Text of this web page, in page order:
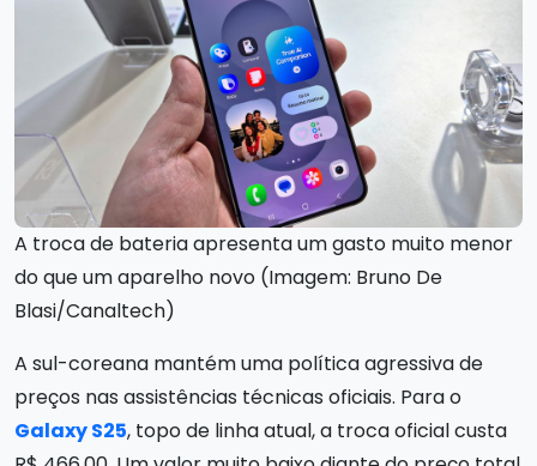
A troca de bateria apresenta um gasto muito menor
do que um aparelho novo (Imagem: Bruno De
Blasi/Canaltech)
A sul-coreana mantém uma política agressiva de
preços nas assistências técnicas oficiais. Para o
Galaxy S25, topo de linha atual, a troca oficial custa